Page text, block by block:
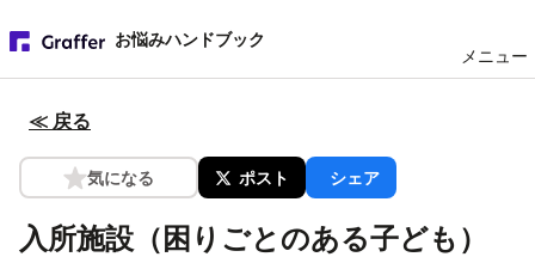
お悩みハンドブック
メニュー
≪ 戻る
気になる ポスト シェア
入所施設（困りごとのある子ども）